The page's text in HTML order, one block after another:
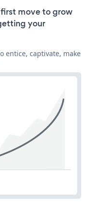
move to grow
your
entice, captivate, make